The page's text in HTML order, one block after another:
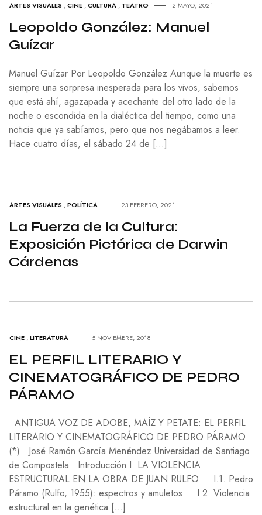
ARTES VISUALES ,CINE ,CULTURA , TEATRO 2 MAYO, 2021
Leopoldo González: Manuel
Guízar
Manuel Guízar Por Leopoldo González Aunque la muerte es
siempre una sorpresa inesperada para los vivos, sabemos
que está ahí, agazapada y acechante del otro lado de la
noche o escondida en la dialéctica del tiempo, como una
noticia que ya sabíamos, pero que nos negábamos a leer.
Hace cuatro días, el sábado 24 de […]
ARTES VISUALES ,POLÍTICA 23 FEBRERO, 2021
La Fuerza de la Cultura:
Exposición Pictórica de Darwin
Cárdenas
CINE ,LITERATURA 5 NOVIEMBRE, 2018
EL PERFIL LITERARIO Y
CINEMATOGRÁFICO DE PEDRO
PÁRAMO
ANTIGUA VOZ DE ADOBE, MAÍZ Y PETATE: EL PERFIL
LITERARIO Y CINEMATOGRÁFICO DE PEDRO PÁRAMO
(*) José Ramón García Menéndez Universidad de Santiago
de Compostela Introducción I. LA VIOLENCIA
ESTRUCTURAL EN LA OBRA DE JUAN RULFO I.1. Pedro
Páramo (Rulfo, 1955): espectros y amuletos I.2. Violencia
estructural en la genética […]